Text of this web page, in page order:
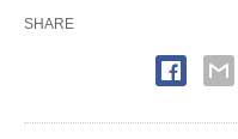
SHARE